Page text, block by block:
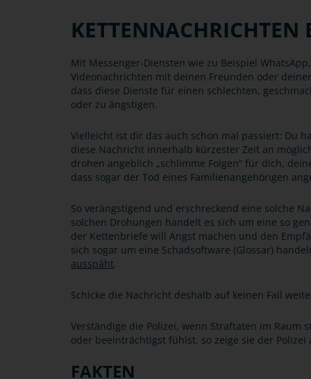
KETTENNACHRICHTEN
Mit Messenger-Diensten wie zu Beispiel
Videonachrichten mit deinen Freunden oder
dass diese Dienste für einen schlechten,
oder zu ängstigen.
Vielleicht ist dir das auch schon mal passiert: Du
diese Nachricht innerhalb kürzester Zeit an
drohen angeblich „schlimme Folgen“ für dich,
dass sogar der Tod eines Familienangehörigen
So verängstigend und erschreckend eine solche
solchen Drohungen handelt es sich um eine so
der Kettenbriefe will Angst machen und den
sich sogar um eine Schadsoftware (Glossar)
ausspäht.
Schicke die Nachricht deshalb auf keinen Fall
Verständige die Polizei, wenn Straftaten im
oder beeinträchtigst fühlst, so zeige sie der Polizei
FAKTEN